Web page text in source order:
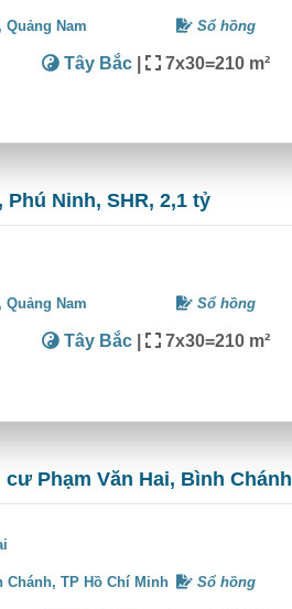
Quảng Nam Sổ hồng
Tây Bắc| 7x30=210 m²
Ninh, SHR, 2,1 tỷ
Quảng Nam Sổ hồng
Tây Bắc| 7x30=210 m²
Phạm Văn Hai, Bình Chánh
Chánh,TP Hồ Chí Minh Sổ hồng